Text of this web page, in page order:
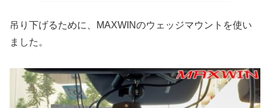
吊り下げるために、MAXWINのウェッジマウントを使い
ました。